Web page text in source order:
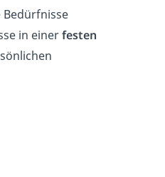
Bedürfnisse
in einerfesten